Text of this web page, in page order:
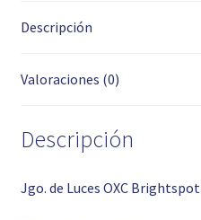
Descripción
Valoraciones (0)
Descripción
Jgo. de Luces OXC Brightspot